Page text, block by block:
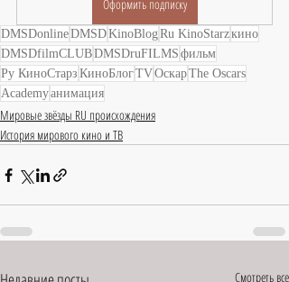
Оформить подписку
DMSDonlineDMSDKinoBlogRu KinoStarzкино
DMSDfilmCLUBDMSDruFILMS фильм
Ру КиноСтарз КиноБлогTVОскарThe Oscars
Academyанимация
Мировые звёзды RU происхождения
История мирового кино и ТВ
Смотреть все